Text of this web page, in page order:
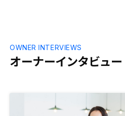
オーナーインタビュー
OWNER INTERVIEWS